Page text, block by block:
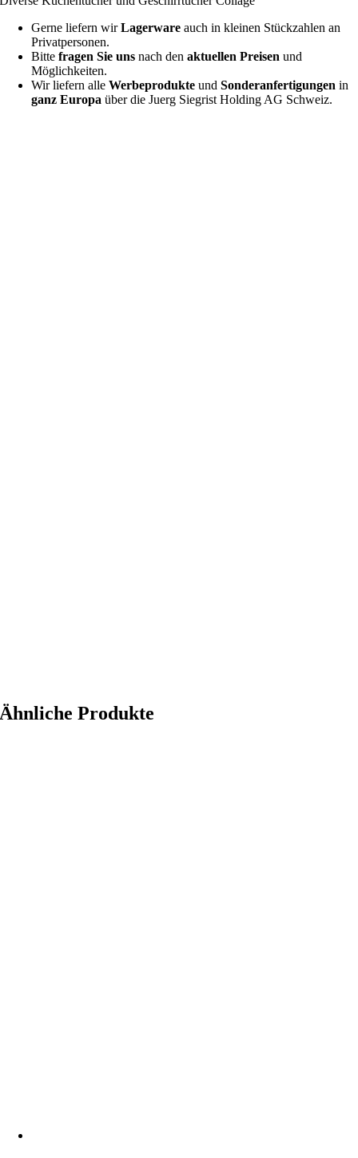
Gerne liefern wirLagerware auch in kleinen Stückzahlen an
Privatpersonen.
Bittefragen Sie uns nach den aktuellen Preisen und
Möglichkeiten.
Wir liefern alleWerbeprodukte undSonderanfertigungen in
ganz Europa über die Juerg Siegrist Holding AG Schweiz.
Ähnliche Produkte